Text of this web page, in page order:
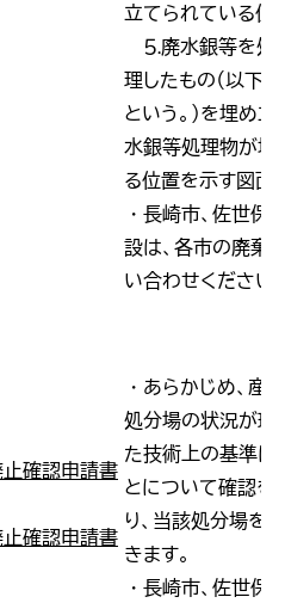
立てられている位
５.廃水銀等を処
理したもの（以下
という。）を埋め
水銀等処理物が埋
る位置を示す図面
・長崎市、佐世保
設は、各市の廃棄
い合わせください。
確認申請書
確認申請書
・あらかじめ、産
処分場の状況が環
た技術上の基準に
とについて確認を
り、当該処分場を
きます。
・長崎市、佐世保